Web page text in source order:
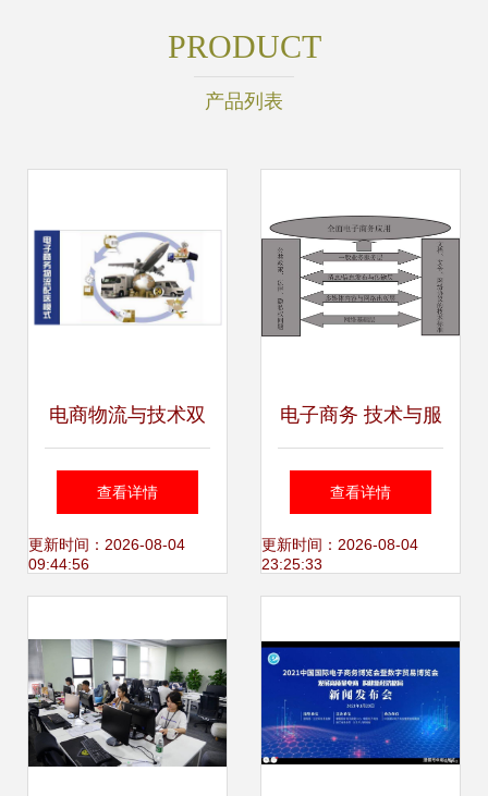
PRODUCT
产品列表
电商物流与技术双
引擎 解析电子商务
物流组织模式与技
查看详情
更新时间：2026-08-04
09:44:56
电子商务 技术与服
务的融合新篇章
——读何清湖《电
有感
查看详情
更新时间：2026-08-04
23:25:33